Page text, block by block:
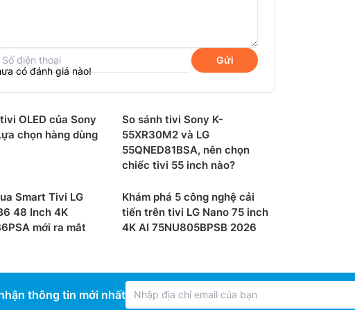
hệ điều hành webOS 25 tích hợp kho ứng dụng
cam kết duy trì nâng cấp hệ điều hành cho
năng, công nghệ mới được tiếp cận người dùng.
Gửi
có đánh giá nào!
OLED của Sony
chọn hàng dùng
So sánh tivi Sony K-
55XR30M2 và LG
55QNED81BSA, nên chọn
chiếc tivi 55 inch nào?
Smart Tivi LG
48 Inch 4K
mới ra mắt
Khám phá 5 công nghệ cải
tiến trên tivi LG Nano 75 inch
4K AI 75NU805BPSB 2026
thông tin mới nhất